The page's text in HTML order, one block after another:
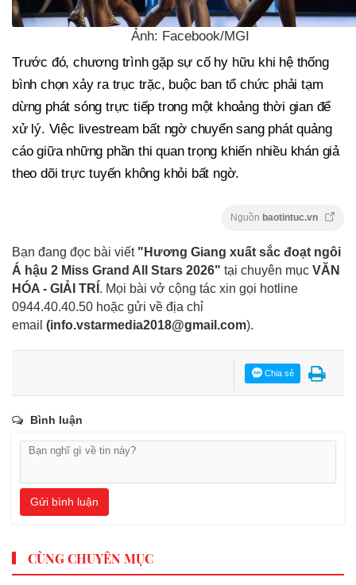
Ảnh: Facebook/MGI
Trước đó, chương trình gặp sự cố hy hữu khi hệ thống
bình chọn xảy ra trục trặc, buộc ban tổ chức phải tạm
dừng phát sóng trực tiếp trong một khoảng thời gian để
xử lý. Việc livestream bất ngờ chuyển sang phát quảng
cáo giữa những phần thi quan trọng khiến nhiều khán giả
theo dõi trực tuyến không khỏi bất ngờ.
Nguồn baotintuc.vn
Bạn đang đọc bài viết "Hương Giang xuất sắc đoạt ngôi
Á hậu 2 Miss Grand All Stars 2026" tại chuyên mục VĂN
HÓA - GIẢI TRÍ . Mọi bài vở cộng tác xin gọi hotline
0944.40.40.50 hoặc gửi về địa chỉ
email (info.vstarmedia2018@gmail.com).
Chia sẻ
Bình luận
Gửi bình luận
CÙNG CHUYÊN MỤC